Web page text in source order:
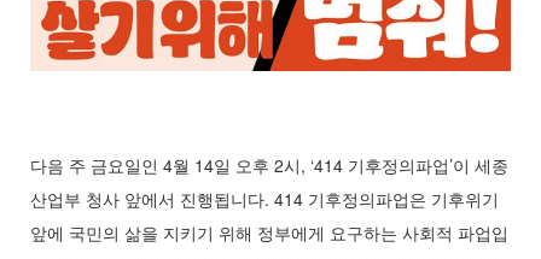
다음 주 금요일인 4월 14일 오후 2시, ‘414 기후정의파업’이 세종
산업부 청사 앞에서 진행됩니다. 414 기후정의파업은 기후위기
앞에 국민의 삶을 지키기 위해 정부에게 요구하는 사회적 파업입